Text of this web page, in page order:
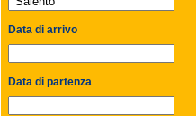
Data di arrivo
Data di partenza